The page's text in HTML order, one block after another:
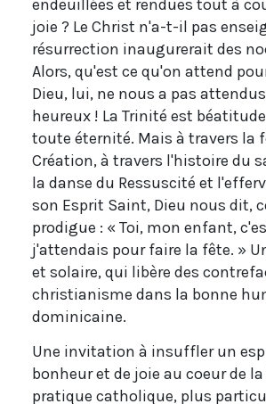
endeuillées et rendues tout à
joie ? Le Christ n'a-t-il pas
résurrection inaugurerait des
Alors, qu'est ce qu'on attend
Dieu, lui, ne nous a pas
heureux ! La Trinité est
toute éternité. Mais à travers la
Création, à travers l'histoire du
la danse du Ressuscité et
son Esprit Saint, Dieu nous dit,
prodigue : « Toi, mon enfant,
j'attendais pour faire la fête. »
et solaire, qui libère des
christianisme dans la bonne
dominicaine.
Une invitation à insuffler un
bonheur et de joie au coeur de
pratique catholique, plus